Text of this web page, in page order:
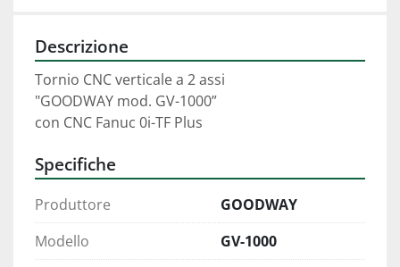
Descrizione
Tornio CNC verticale a 2 assi
"GOODWAY mod. GV-1000”
con CNC Fanuc 0i-TF Plus
Specifiche
Produttore
GOODWAY
Modello
GV-1000